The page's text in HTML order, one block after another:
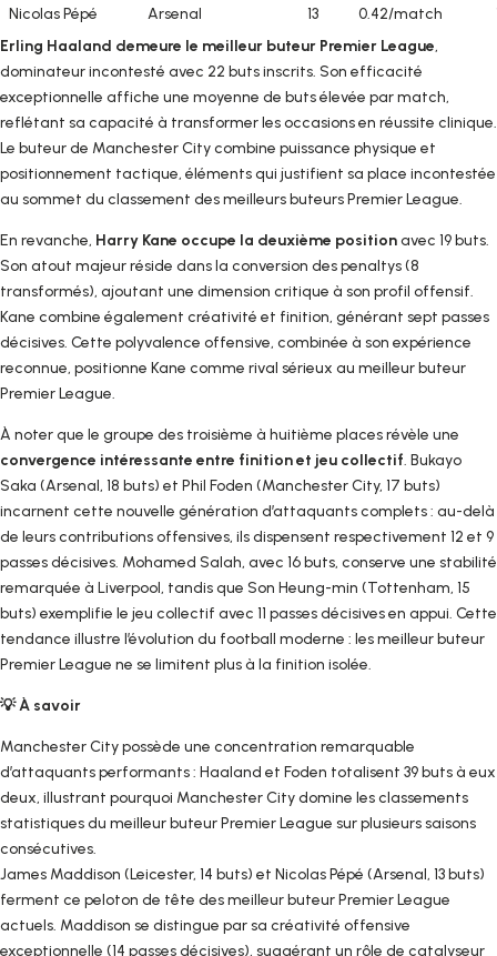
Nicolas Pépé Arsenal 13 0.42/match
Erling Haaland demeure le meilleur buteur Premier League,
dominateur incontesté avec 22 buts inscrits. Son efficacité
exceptionnelle affiche une moyenne de buts élevée par match,
reflétant sa capacité à transformer les occasions en réussite clinique.
Le buteur de Manchester City combine puissance physique et
positionnement tactique, éléments qui justifient sa place incontestée
au sommet du classement des meilleurs buteurs Premier League.
En revanche, Harry Kane occupe la deuxième positionavec 19 buts.
Son atout majeur réside dans la conversion des penaltys (8
transformés), ajoutant une dimension critique à son profil offensif.
Kane combine également créativité et finition, générant sept passes
décisives. Cette polyvalence offensive, combinée à son expérience
reconnue, positionne Kane comme rival sérieux au meilleur buteur
Premier League.
À noter que le groupe des troisième à huitième places révèle une
convergence intéressante entre finition et jeu collectif. Bukayo
Saka (Arsenal, 18 buts) et Phil Foden (Manchester City, 17 buts)
incarnent cette nouvelle génération d’attaquants complets : au-delà
de leurs contributions offensives, ils dispensent respectivement 12 et 9
passes décisives. Mohamed Salah, avec 16 buts, conserve une stabilité
remarquée à Liverpool, tandis que Son Heung-min (Tottenham, 15
buts) exemplifie le jeu collectif avec 11 passes décisives en appui. Cette
tendance illustre l’évolution du football moderne : les meilleur buteur
Premier League ne se limitent plus à la finition isolée.
💡 À savoir
Manchester City possède une concentration remarquable
d’attaquants performants : Haaland et Foden totalisent 39 buts à eux
deux, illustrant pourquoi Manchester City domine les classements
statistiques du meilleur buteur Premier League sur plusieurs saisons
consécutives.
James Maddison (Leicester, 14 buts) et Nicolas Pépé (Arsenal, 13 buts)
ferment ce peloton de tête des meilleur buteur Premier League
actuels. Maddison se distingue par sa créativité offensive
exceptionnelle (14 passes décisives), suggérant un rôle de catalyseur